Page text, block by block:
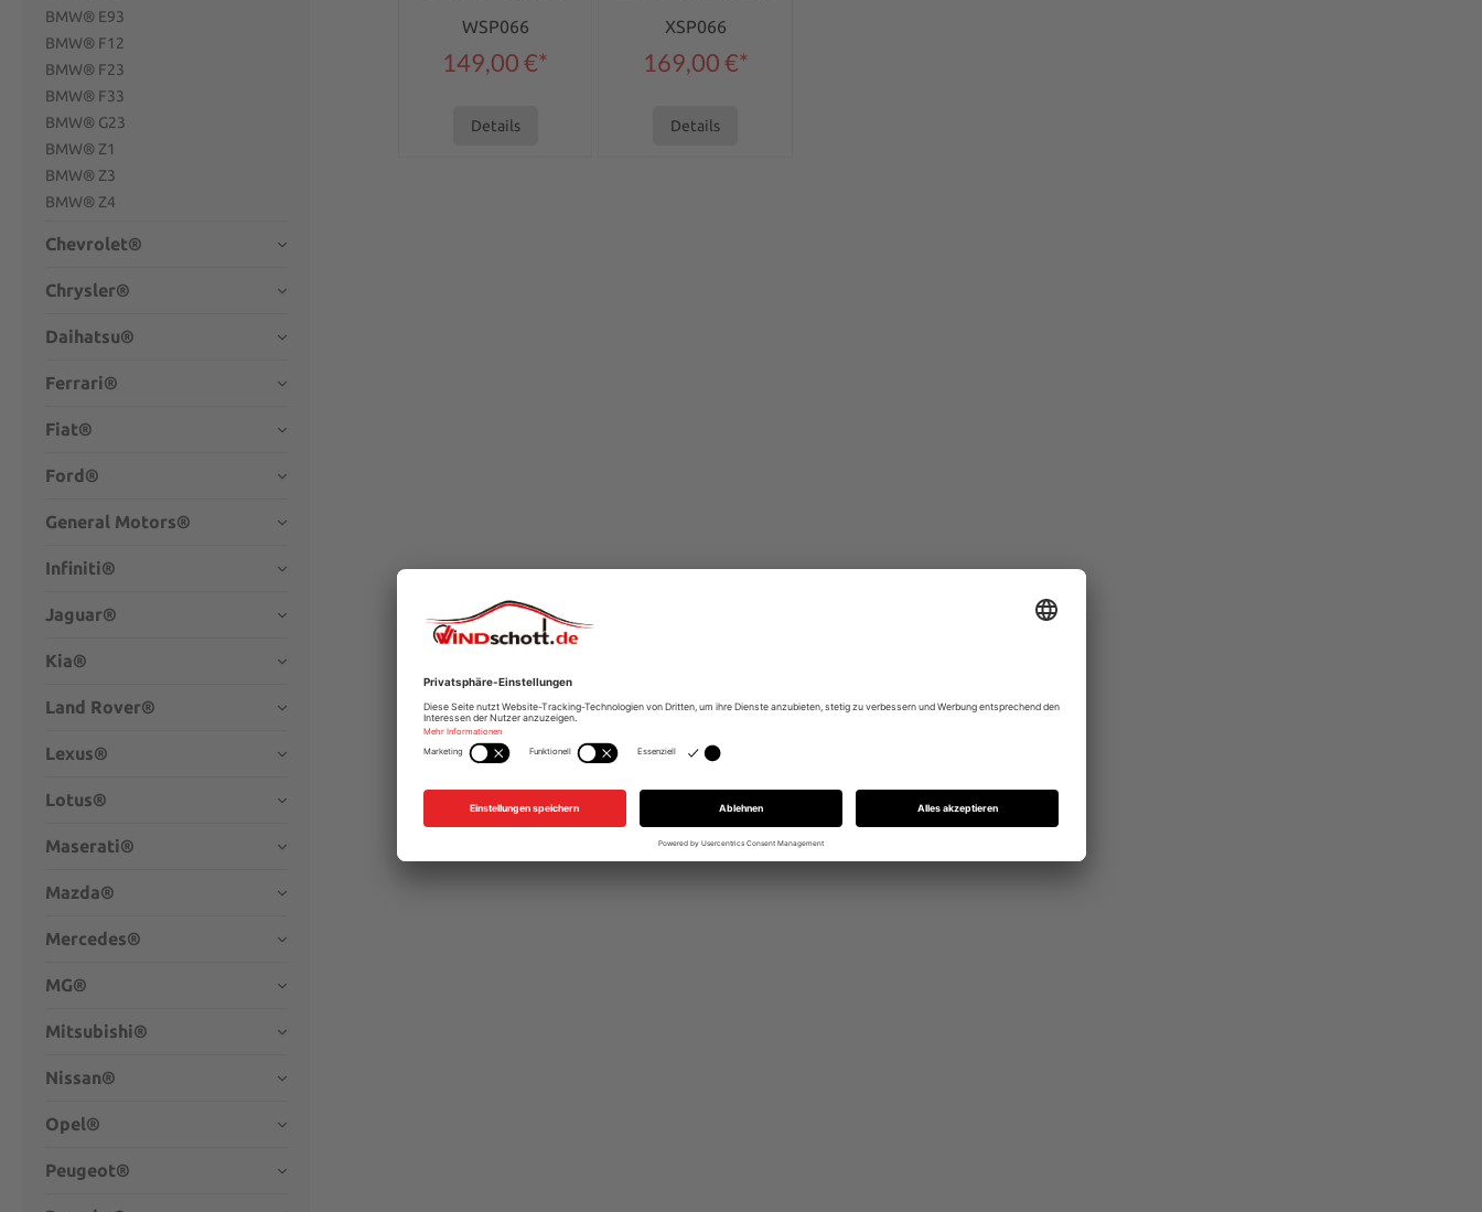
BMW® E93
BMW® F12
BMW® F23
BMW® F33
BMW® G23
BMW® Z1
BMW® Z3
BMW® Z4
Chevrolet®
Chrysler®
Daihatsu®
Ferrari®
Fiat®
Ford®
General Motors®
Infiniti®
Jaguar®
Kia®
Land Rover®
Lexus®
Lotus®
Maserati®
Mazda®
Mercedes®
MG®
Mitsubishi®
Nissan®
Opel®
Peugeot®
WSP066
149,00 €*
Details
XSP066
169,00 €*
Details